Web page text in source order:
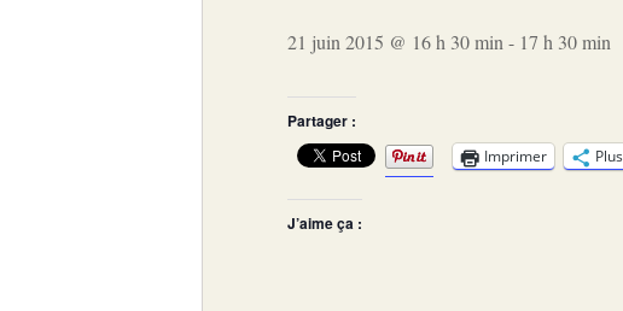
21 juin 2015 @ 16 h 30 min - 17 h 30 min
Partager :
Imprimer Plus
J’aime ça :